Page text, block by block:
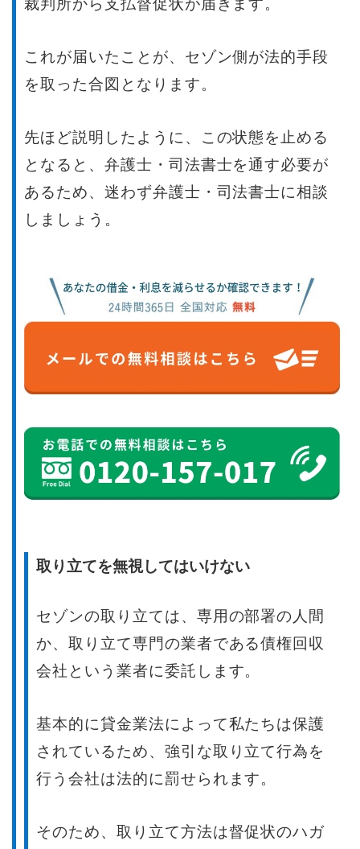
裁判所から支払督促状が届きます。
これが届いたことが、セゾン側が法的手段
を取った合図となります。
先ほど説明したように、この状態を止める
となると、弁護士・司法書士を通す必要が
あるため、迷わず弁護士・司法書士に相談
しましょう。
取り立てを無視してはいけない
セゾンの取り立ては、専用の部署の人間
か、取り立て専門の業者である債権回収
会社という業者に委託します。
基本的に貸金業法によって私たちは保護
されているため、強引な取り立て行為を
行う会社は法的に罰せられます。
そのため、取り立て方法は督促状のハガ